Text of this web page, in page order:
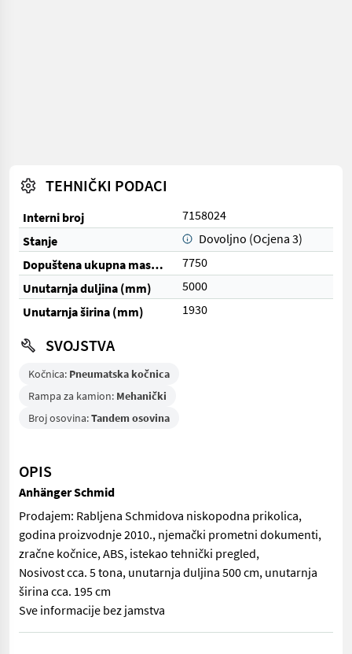
TEHNIČKI PODACI
Interni broj
7158024
Stanje
Dovoljno (Ocjena 3)
Dopuštena ukupna masa (kg)
7750
Unutarnja duljina (mm)
5000
Unutarnja širina (mm)
1930
SVOJSTVA
Kočnica: Pneumatska kočnica
Rampa za kamion: Mehanički
Broj osovina:Tandem osovina
OPIS
Anhänger Schmid
Prodajem: Rabljena Schmidova niskopodna prikolica,
godina proizvodnje 2010., njemački prometni dokumenti,
zračne kočnice, ABS, istekao tehnički pregled,
Nosivost cca. 5 tona, unutarnja duljina 500 cm, unutarnja
širina cca. 195 cm
Sve informacije bez jamstva
Prodajem: Rabljena Schmidova niskopodna prikolica, godina